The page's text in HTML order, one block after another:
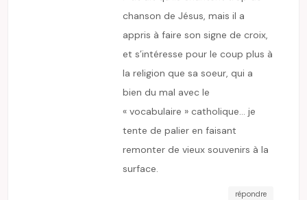
chanson de Jésus, mais il a
appris à faire son signe de croix,
et s’intéresse pour le coup plus à
la religion que sa soeur, qui a
bien du mal avec le
« vocabulaire » catholique… je
tente de palier en faisant
remonter de vieux souvenirs à la
surface.
répondre